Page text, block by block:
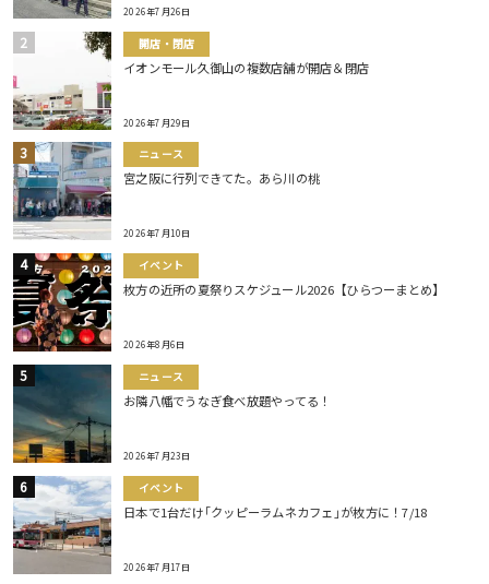
2026年7月26日
開店・閉店
イオンモール久御山の複数店舗が開店＆閉店
2026年7月29日
ニュース
宮之阪に行列できてた。あら川の桃
2026年7月10日
イベント
枚方の近所の夏祭りスケジュール2026【ひらつーまとめ】
2026年8月6日
ニュース
お隣八幡でうなぎ食べ放題やってる！
2026年7月23日
イベント
日本で1台だけ｢クッピーラムネカフェ｣が枚方に！7/18
2026年7月17日